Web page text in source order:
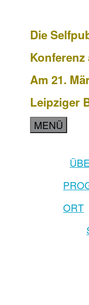
Die
Am 21.
Leipziger
MENÜ
ORT